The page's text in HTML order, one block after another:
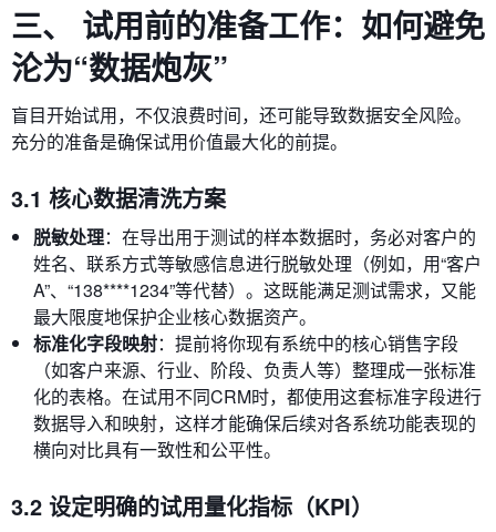
三、 试用前的准备工作：如何避免
沦为“数据炮灰”
盲目开始试用，不仅浪费时间，还可能导致数据安全风险。
充分的准备是确保试用价值最大化的前提。
3.1 核心数据清洗方案
脱敏处理：在导出用于测试的样本数据时，务必对客户的
姓名、联系方式等敏感信息进行脱敏处理（例如，用“客户
A”、“138****1234”等代替）。这既能满足测试需求，又能
最大限度地保护企业核心数据资产。
标准化字段映射：提前将你现有系统中的核心销售字段
（如客户来源、行业、阶段、负责人等）整理成一张标准
化的表格。在试用不同CRM时，都使用这套标准字段进行
数据导入和映射，这样才能确保后续对各系统功能表现的
横向对比具有一致性和公平性。
3.2 设定明确的试用量化指标（KPI）